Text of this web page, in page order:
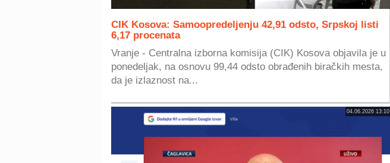
CIK Kosova: Samoopredeljenju 42,91 odsto, Srpskoj listi
6,17 procenata
Vranje - Centralna izborna komisija (CIK) Kosova objavila je u
ponedeljak, na osnovu 99,44 odsto obrađenih biračkih mesta,
da je izlaznost na...
04.06.2026 13:10